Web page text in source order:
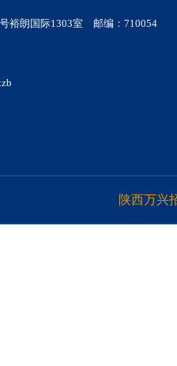
裕朗国际1303室 邮编：710054
陕西万兴